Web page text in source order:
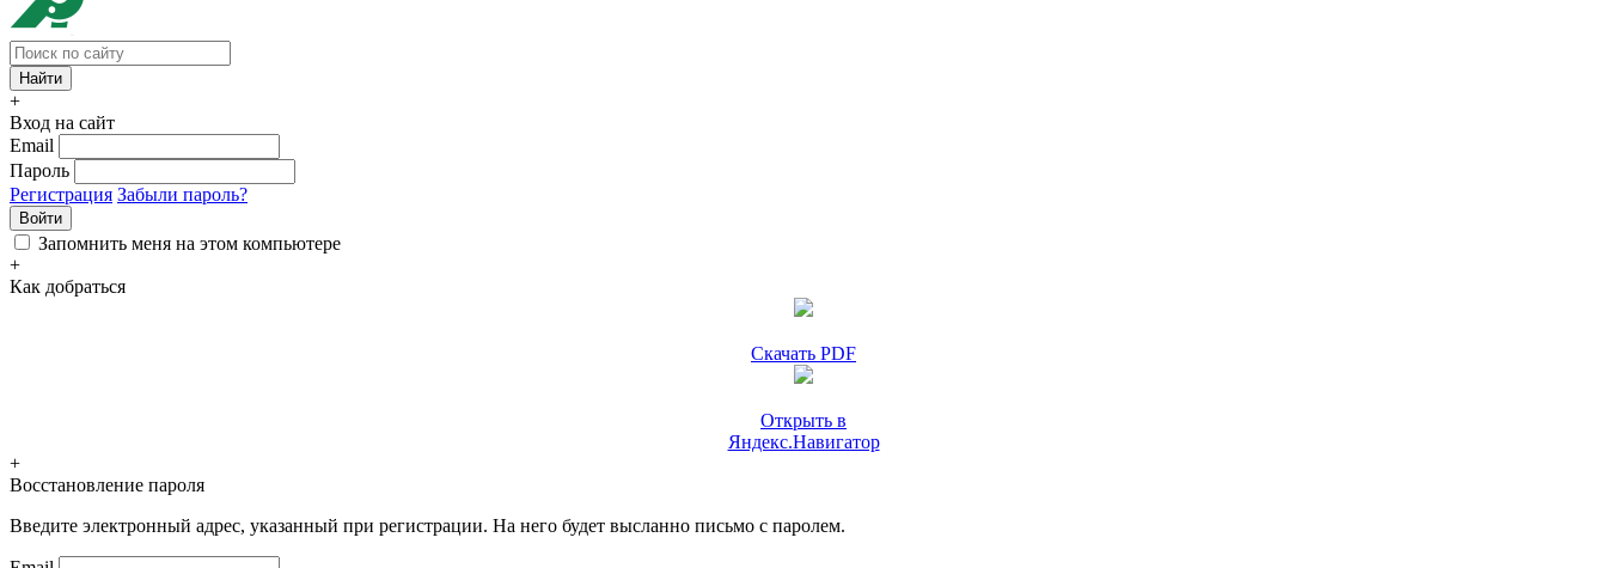
+
Вход на сайт
Email
Пароль
Регистрация Забыли пароль?
Войти
Запомнить меня на этом компьютере
+
Как добраться
Скачать PDF
Открыть в
Яндекс.Навигатор
+
Восстановление пароля
Введите электронный адрес, указанный при регистрации. На него будет высланно письмо с паролем.